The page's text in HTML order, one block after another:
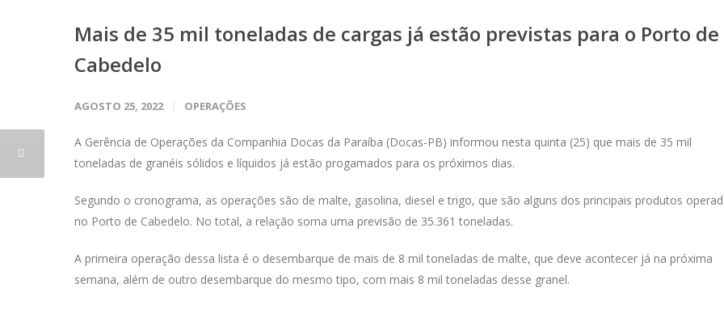
Mais de 35 mil toneladas de cargas já estão previstas para o Porto de
Cabedelo
AGOSTO 25, 2022 OPERAÇÕES
A Gerência de Operações da Companhia Docas da Paraíba (Docas-PB) informou nesta quinta (25) que mais de 35 mil
toneladas de granéis sólidos e líquidos já estão progamados para os próximos dias.
Segundo o cronograma, as operações são de malte, gasolina, diesel e trigo, que são alguns dos principais produtos
no Porto de Cabedelo. No total, a relação soma uma previsão de 35.361 toneladas.
A primeira operação dessa lista é o desembarque de mais de 8 mil toneladas de malte, que deve acontecer já na próxima
semana, além de outro desembarque do mesmo tipo, com mais 8 mil toneladas desse granel.